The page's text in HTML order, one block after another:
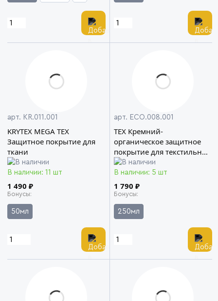
арт. KR.011.001
KRYTEX MEGA TEX
Защитное покрытие для
ткани
В наличии: 11 шт
1 490 ₽
Бонусы
50мл
арт. ECO.008.001
TEX Кремний-
органическое защитное
покрытие для текстильных
поверхностей KRYTEX
ECOCLEAN
В наличии: 5 шт
1 790 ₽
Бонусы
250мл